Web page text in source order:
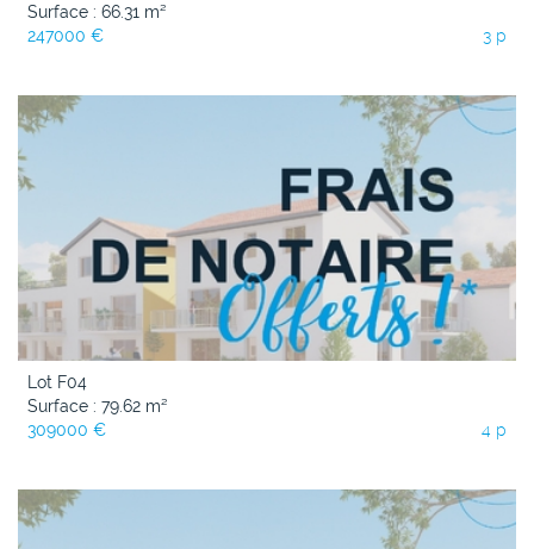
Surface : 66.31 m²
247000 €
3 p
Lot F04
Surface : 79.62 m²
309000 €
4 p